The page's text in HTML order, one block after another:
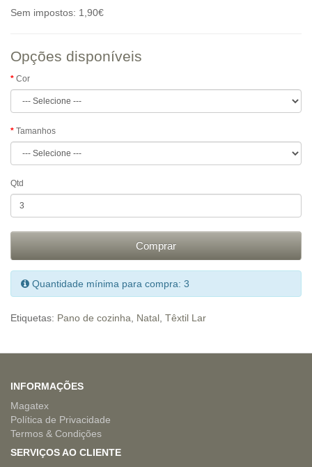
Sem impostos: 1,90€
Opções disponíveis
Cor
Tamanhos
Qtd
Comprar
Quantidade mínima para compra: 3
Etiquetas: Pano de cozinha, Natal, Têxtil Lar
INFORMAÇÕES
Magatex
Política de Privacidade
Termos & Condições
SERVIÇOS AO CLIENTE